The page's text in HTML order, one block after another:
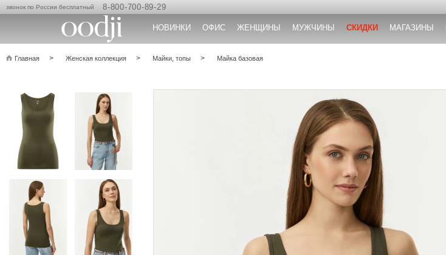
звонок по России бесплатный 8-800-700-89-29
НОВИНКИ ОФИС ЖЕНЩИНЫ МУЖЧИНЫ СКИДКИ МАГАЗИНЫ
Главная Женская коллекция Майки, топы Майка базовая